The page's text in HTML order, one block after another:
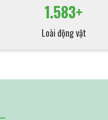
1.583+
Loài động vật